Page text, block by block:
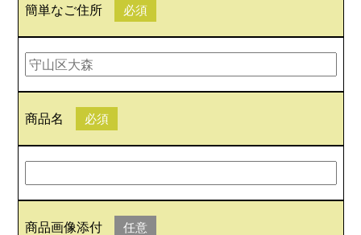
簡単なご住所 必須
商品名 必須
商品画像添付 任意